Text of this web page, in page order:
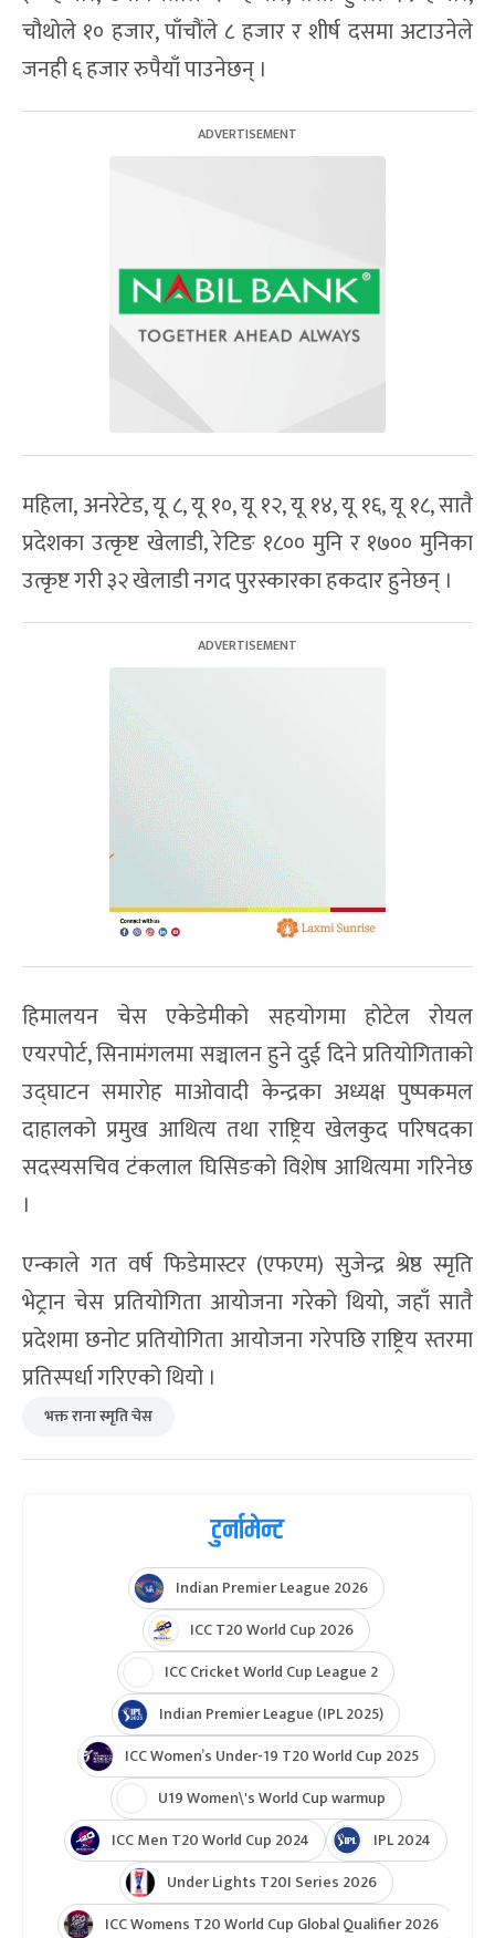
चौथोले १० हजार, पाँचौंले ८ हजार र शीर्ष दसमा अटाउनेले
जनही ६ हजार रुपैयाँ पाउनेछन् ।
महिला, अनरेटेड, यू ८, यू १०, यू १२, यू १४, यू १६, यू १८, सातै
प्रदेशका उत्कृष्ट खेलाडी, रेटिङ १८०० मुनि र १७०० मुनिका
उत्कृष्ट गरी ३२ खेलाडी नगद पुरस्कारका हकदार हुनेछन् ।
हिमालयन चेस एकेडेमीको सहयोगमा होटेल रोयल
एयरपोर्ट, सिनामंगलमा सञ्चालन हुने दुई दिने प्रतियोगिताको
उद्घाटन समारोह माओवादी केन्द्रका अध्यक्ष पुष्पकमल
दाहालको प्रमुख आथित्य तथा राष्ट्रिय खेलकुद परिषदका
सदस्यसचिव टंकलाल घिसिङको विशेष आथित्यमा गरिनेछ
।
एन्काले गत वर्ष फिडेमास्टर (एफएम) सुजेन्द्र श्रेष्ठ स्मृति
भेट्रान चेस प्रतियोगिता आयोजना गरेको थियो, जहाँ सातै
प्रदेशमा छनोट प्रतियोगिता आयोजना गरेपछि राष्ट्रिय स्तरमा
प्रतिस्पर्धा गरिएको थियो ।
भक्त राना स्मृति चेस
टुर्नामेन्ट
Indian Premier League 2026
ICC T20 World Cup 2026
ICC Cricket World Cup League 2
Indian Premier League (IPL 2025)
ICC Women’s Under-19 T20 World Cup 2025
U19 Women\'s World Cup warmup
ICC Men T20 World Cup 2024
IPL 2024
Under Lights T20I Series 2026
ICC Womens T20 World Cup Global Qualifier 2026